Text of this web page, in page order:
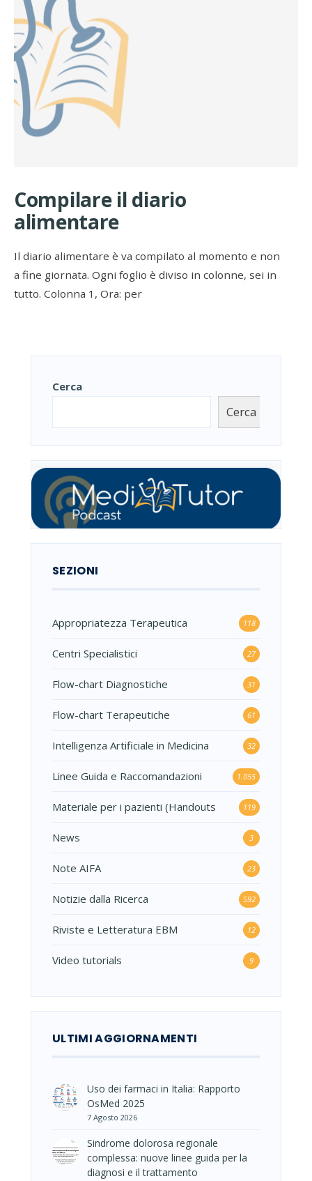
Compilare il diario
alimentare
Il diario alimentare è va compilato al momento e non
a fine giornata. Ogni foglio è diviso in colonne, sei in
tutto. Colonna 1, Ora: per
Cerca
Cerca
SEZIONI
Appropriatezza Terapeutica 118
Centri Specialistici 27
Flow-chart Diagnostiche 31
Flow-chart Terapeutiche 61
Intelligenza Artificiale in Medicina 32
Linee Guida e Raccomandazioni 1.055
Materiale per i pazienti (Handouts 119
News 3
Note AIFA 23
Notizie dalla Ricerca 592
Riviste e Letteratura EBM 12
Video tutorials 9
ULTIMI AGGIORNAMENTI
Uso dei farmaci in Italia: Rapporto
OsMed 2025
7 Agosto 2026
Sindrome dolorosa regionale
complessa: nuove linee guida per la
diagnosi e il trattamento